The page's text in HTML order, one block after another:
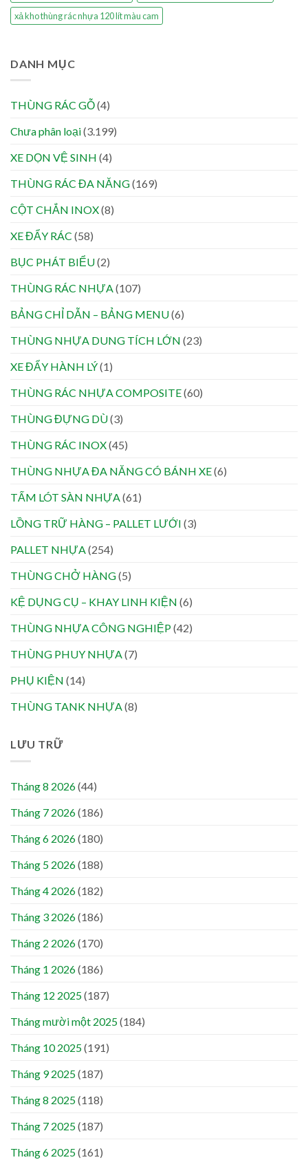
xả kho thùng rác nhựa 120 lít màu cam
DANH MỤC
THÙNG RÁC GỖ(4)
Chưa phân loại(3.199)
XE DỌN VỆ SINH (4)
THÙNG RÁC ĐA NĂNG(169)
CỘT CHẮN INOX(8)
XE ĐẨY RÁC (58)
BỤC PHÁT BIỂU(2)
THÙNG RÁC NHỰA(107)
BẢNG CHỈ DẪN – BẢNG MENU(6)
THÙNG NHỰA DUNG TÍCH LỚN (23)
XE ĐẨY HÀNH LÝ(1)
THÙNG RÁC NHỰA COMPOSITE(60)
THÙNG ĐỰNG DÙ(3)
THÙNG RÁC INOX(45)
THÙNG NHỰA ĐA NĂNG CÓ BÁNH XE(6)
TẤM LÓT SÀN NHỰA(61)
LỒNG TRỮ HÀNG – PALLET LƯỚI (3)
PALLET NHỰA(254)
THÙNG CHỞ HÀNG(5)
KỆ DỤNG CỤ – KHAY LINH KIỆN (6)
THÙNG NHỰA CÔNG NGHIỆP(42)
THÙNG PHUY NHỰA(7)
PHỤ KIỆN (14)
THÙNG TANK NHỰA(8)
LƯU TRỮ
Tháng 8 2026(44)
Tháng 7 2026(186)
Tháng 6 2026(180)
Tháng 5 2026(188)
Tháng 4 2026(182)
Tháng 3 2026(186)
Tháng 2 2026(170)
Tháng 1 2026(186)
Tháng 12 2025(187)
Tháng mười một 2025(184)
Tháng 10 2025(191)
Tháng 9 2025(187)
Tháng 8 2025(118)
Tháng 7 2025(187)
Tháng 6 2025(161)